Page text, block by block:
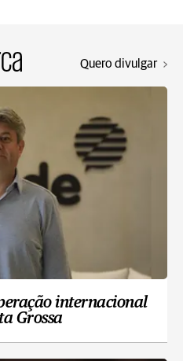
Quero divulgar
internacional
Grossa